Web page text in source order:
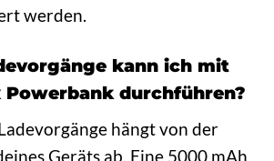
werden.
kann ich mit
durchführen?
hängt von der
Geräts ab. Eine 5000 mAh